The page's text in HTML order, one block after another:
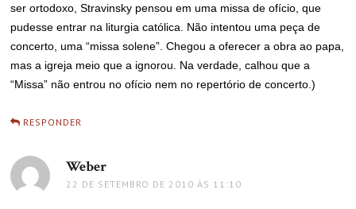
ser ortodoxo, Stravinsky pensou em uma missa de ofício, que
pudesse entrar na liturgia católica. Não intentou uma peça de
concerto, uma “missa solene”. Chegou a oferecer a obra ao papa,
mas a igreja meio que a ignorou. Na verdade, calhou que a
“Missa” não entrou no ofício nem no repertório de concerto.)
RESPONDER
Weber
22 DE SETEMBRO DE 2010 ÀS 11:10